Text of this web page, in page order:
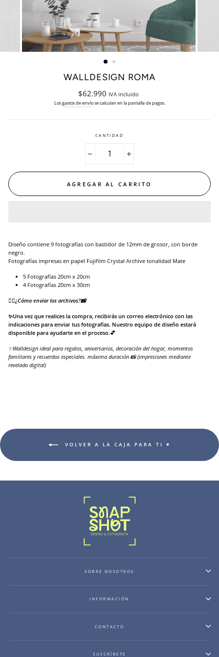
WALLDESIGN ROMA
Precio
habitual
$62.990 IVA incluido
Losgastos de envíose calculan en la pantalla de pagos.
CANTIDAD
AGREGAR AL CARRITO
Diseño contiene 9 fotografías con bastidor de 12mm de grosor, con borde
negro.
Fotografías impresas en papel Fujifilm Crystal Archive tonalidad Mate
5 Fotografías 20cm x 20cm
4 Fotografías 20cm x 30cm
👉🏻¿Cómo enviar los archivos?📸
✨Una vez que realices la compra, recibirás un correo electrónico con las
indicaciones para enviar tus fotografías. Nuestro equipo de diseño estará
disponible para ayudarte en el proceso.💕
✨Walldesign ideal para regalos, aniversarios, decoración del hogar, momentos
familiares y recuerdos especiales. máxima duración 📸 (impresiones mediante
revelado digital)
VOLVER A LA CAJA PARA TI ♥
SOBRE NOSOTROS
INFORMACIÓN
CONTACTO
SUSCRÍBETE